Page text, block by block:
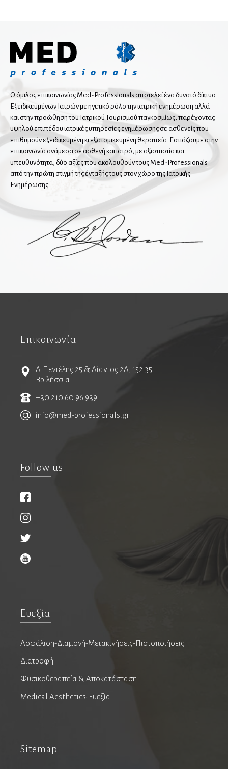
Ουρολόγοι
Ανδρολόγοι
Οφθαλμίατροι
Αισθητική Ιατρική
Παιδοοφθαλμίατροι
Παθολόγοι
Διαβητολόγοι
Ειδικοί παθολόγοι
Κλινικοί Υπερτασιολόγοι
Λοιμωξιολόγοι
Παιδοορθοπαιδικοί
Πλαστικοί χειρουργοί
Μεταμόσχευση μαλλιών
Ειδικοί ιατροί ύπνου
Ποδολόγοι
Φυσικοθεραπευτές
Χειρουργοί
Xειρουργοί παχέος εντέρου & πρωκτού
Βαριατρική
Ρομποτική χειρουργική
Χειρουργοί ενδοκρινών αδένων
Ο όμιλος επικοινωνίας Med-Professionals αποτελεί ένα δυνατό δίκτυο
Εξειδικευμένων Ιατρών με ηγετικό ρόλο την ιατρική ενημέρωση αλλά
και στην προώθηση του Ιατρικού Τουρισμού παγκοσμίως, παρέχοντας
υψηλού επιπέδου ιατρικές υπηρεσίες ενημέρωσης σε ασθενείς που
επιθυμούν εξειδικευμένη κι εξατομικευμένη θεραπεία. Εστιάζουμε στην
επικοινωνία ανάμεσα σε ασθενή και ιατρό, με αξιοπιστία και
υπευθυνότητα, δύο αξίες που ακολουθούν τους Med-Professionals
από την πρώτη στιγμή της ένταξής τους στον χώρο της Ιατρικής
Ενημέρωσης.
Επικοινωνία
Λ.Πεντέλης 25 & Αίαντος 2Α, 152 35
Βριλήσσια
+30 210 60 96 939
info@med-professionals.gr
Follow us
Ευεξία
Ασφάλιση-Διαμονή-Μετακινήσεις-Πιστοποιήσεις
Διατροφή
Φυσικοθεραπεία & Αποκατάσταση
Medical Aesthetics-Ευεξία
Sitemap